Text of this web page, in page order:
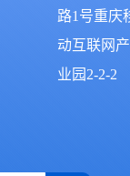
路1号重庆
动互联网产
业园2-2-2